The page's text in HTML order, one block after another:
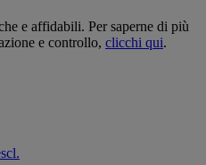
e affidabili. Per saperne di più
e controllo, clicchi qui.